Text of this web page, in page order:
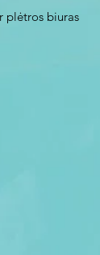
plėtros biuras